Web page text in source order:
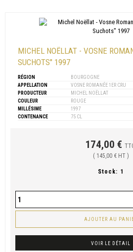
MICHEL NOËLLAT - VOSNE
SUCHOTS" 1997
RÉGION
BOURGOGNE
APPELLATION
VOSNE ROMANÉE 1ER CRU
PRODUCTEUR
MICHEL NOËLLAT
COULEUR
ROUGE
MILLÉSIME
1997
CONTENANCE
75 CL
174,00 €
( 145,00 € HT )
Stock: 1
AJOUTER AU
VOIR LE DÉTAIL